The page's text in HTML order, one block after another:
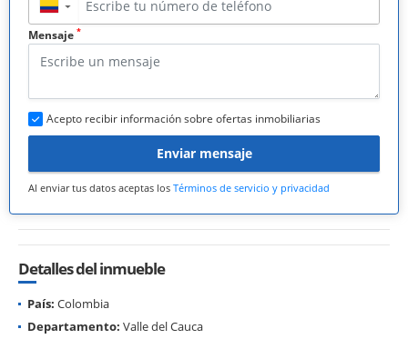
▼
Mensaje *
Acepto recibir información sobre ofertas inmobiliarias
Enviar mensaje
Al enviar tus datos aceptas los Términos de servicio y privacidad
Detalles del inmueble
País: Colombia
Departamento: Valle del Cauca